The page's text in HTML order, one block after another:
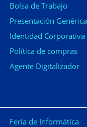
Bolsa de Trabajo
Presentación Genérica
Identidad Corporativa
Política de compras
Agente Digitalizador
Feria de Informática